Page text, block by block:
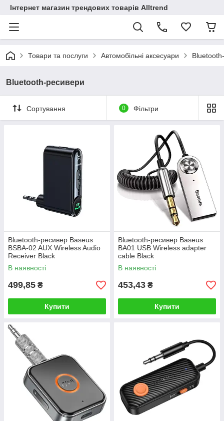
Інтернет магазин трендових товарів Alltrend
Товари та послуги Автомобільні аксесуари
Bluetooth-ресивери
Сортування 0 Фільтри
Bluetooth-ресивер Baseus
BSBA-02 AUX Wireless Audio
Receiver Black
В наявності
499,85 ₴
Купити
Bluetooth-ресивер Baseus
BA01 USB Wireless adapter
cable Black
В наявності
453,43 ₴
Купити